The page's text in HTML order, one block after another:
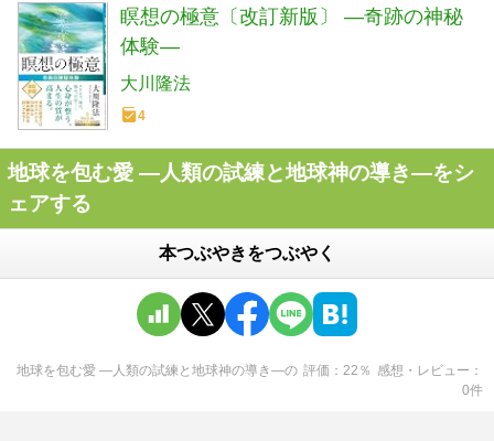
瞑想の極意〔改訂新版〕 —奇跡の神秘
体験—
大川隆法
4
地球を包む愛 ―人類の試練と地球神の導き―をシ
ェアする
本つぶやきをつぶやく
地球を包む愛 ―人類の試練と地球神の導き―の 評価 22 ％ 感想・レビュー
0件